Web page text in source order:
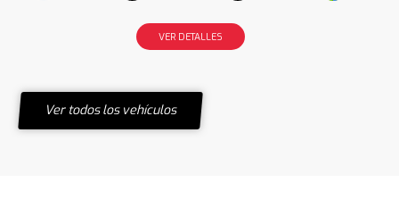
VER DETALLES
Ver todos los vehículos